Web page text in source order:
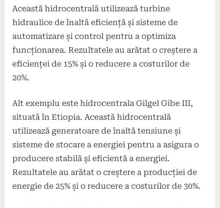
Această hidrocentrală utilizează turbine
hidraulice de înaltă eficiență și sisteme de
automatizare și control pentru a optimiza
funcționarea. Rezultatele au arătat o creștere a
eficienței de 15% și o reducere a costurilor de
20%.
Alt exemplu este hidrocentrala Gilgel Gibe III,
situată în Etiopia. Această hidrocentrală
utilizează generatoare de înaltă tensiune și
sisteme de stocare a energiei pentru a asigura o
producere stabilă și eficientă a energiei.
Rezultatele au arătat o creștere a producției de
energie de 25% și o reducere a costurilor de 30%.